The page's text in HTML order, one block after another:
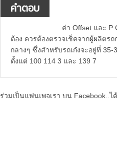
คำตอบ
ค่า Offset และ P C D ข
ต้อง ควรต้องตรวจเช็คจากผู้ผลิตร
กลางๆ ซึ่งสำหรับรถเก๋งจะอยู่ที่
ตั้งแต่ 100 114 3 และ 139 7
ร่วมเป็นแฟนเพจเรา บน Facebook..ไ